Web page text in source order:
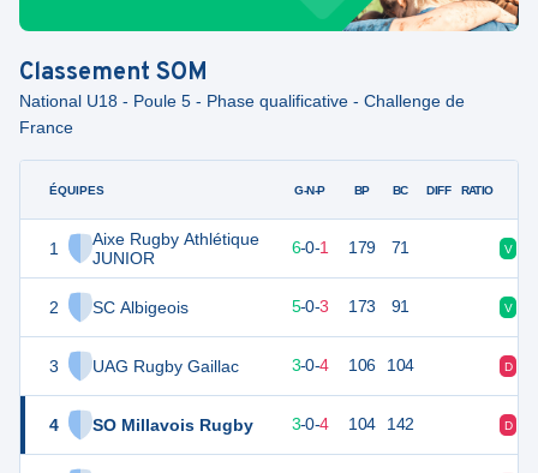
Classement SOM
National U18 - Poule 5 - Phase qualificative - Challenge de
France
ÉQUIPES
1
Aixe Rugby Athlétique
JUNIOR
2 SC Albigeois
3 UAG Rugby Gaillac
4 SO Millavois Rugby
G-N-P BP BC DIFF RATIO
28 7 6-0-1 179 71 V
5-0-3 173 91 V
16 3-0-4 106 104 D
13 3-0-4 104 142 D